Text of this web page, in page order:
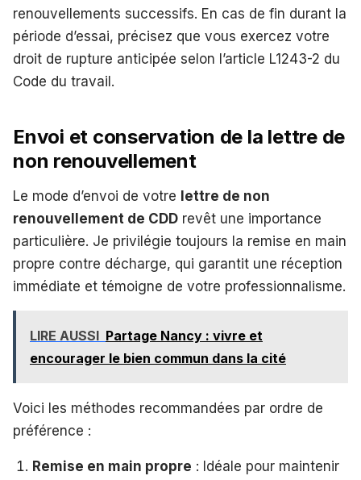
renouvellements successifs. En cas de fin durant la
période d’essai, précisez que vous exercez votre
droit de rupture anticipée selon l’article L1243-2 du
Code du travail.
Envoi et conservation de la lettre de
non renouvellement
Le mode d’envoi de votre lettre de non
renouvellement de CDD revêt une importance
particulière. Je privilégie toujours la remise en main
propre contre décharge, qui garantit une réception
immédiate et témoigne de votre professionnalisme.
LIRE AUSSI Partage Nancy : vivre et
encourager le bien commun dans la cité
Voici les méthodes recommandées par ordre de
préférence :
Remise en main propre : Idéale pour maintenir